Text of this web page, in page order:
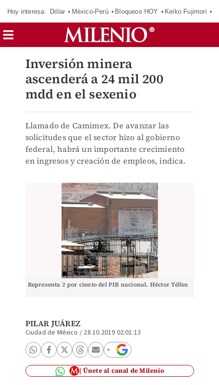
Hoy interesa: Dólar México-Perú Bloqueos HOY Keiko Fujimori
Inversión minera
ascenderá a 24 mil 200
mdd en el sexenio
Llamado de Camimex. De avanzar las
solicitudes que el sector hizo al gobierno
federal, habrá un importante crecimiento
en ingresos y creación de empleos, indica.
Representa 2 por ciento del PIB nacional. Héctor Téllez
PILAR JUÁREZ
Ciudad de México / 28.10.2019 02:01:13
Únete al canal de Milenio